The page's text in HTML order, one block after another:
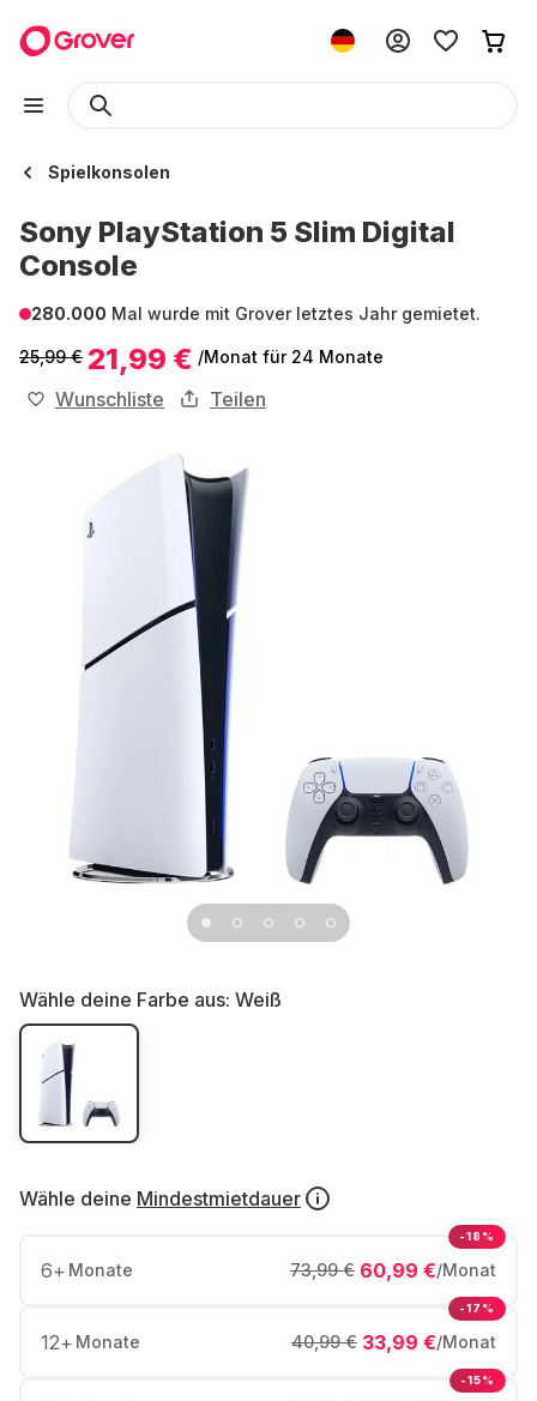
Spielkonsolen
Sony PlayStation 5 Slim Digital
Console
280.000 Mal wurde mit Grover letztes Jahr gemietet.
25,99 € 21,99 € /Monat für 24 Monate
Wunschliste Teilen
Wähle deine Farbe aus: Weiß
Wähle deine Mindestmietdauer
6+ Monate 60,99 €/Monat
73,99 €
-18%
12+ Monate 33,99 €/Monat
40,99 €
-17%
-15%